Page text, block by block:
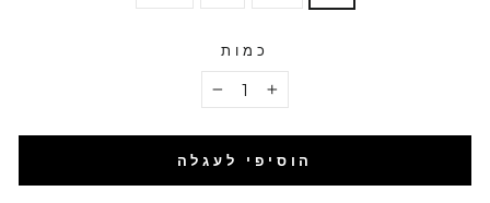
כמות
− +
הוסיפי לעגלה